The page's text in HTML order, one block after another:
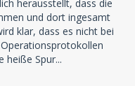
herausstellt, dass die
und dort ingesamt
klar, dass es nicht bei
heiße Spur...